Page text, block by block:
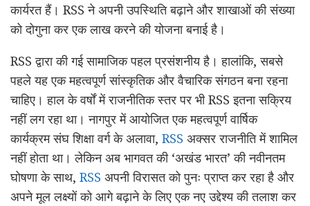
कार्यरत हैं। RSS ने अपनी उपस्थिति बढ़ाने और शाखाओं की संख्या
को दोगुना कर एक लाख करने की योजना बनाई है।
RSS द्वारा की गई सामाजिक पहल प्रसंशनीय है। हालांकि, सबसे
पहले यह एक महत्वपूर्ण सांस्कृतिक और वैचारिक संगठन बना रहना
चाहिए। हाल के वर्षों में राजनीतिक स्तर पर भी RSS इतना सक्रिय
नहीं लग रहा था। नागपुर में आयोजित एक महत्वपूर्ण वार्षिक
कार्यक्रम संघ शिक्षा वर्ग के अलावा, RSS अक्सर राजनीति में शामिल
नहीं होता था। लेकिन अब भागवत की ‘अखंड भारत’ की नवीनतम
घोषणा के साथ, RSS अपनी विरासत को पुनः प्राप्त कर रहा है और
अपने मूल लक्ष्यों को आगे बढ़ाने के लिए एक नए उद्देश्य की तलाश कर